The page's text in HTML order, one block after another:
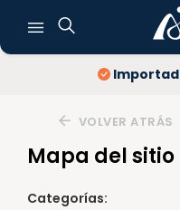
VOLVER ATRÁS
Mapa del sitio
Categorías: